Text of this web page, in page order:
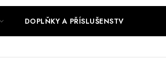
DOPLŇKY A PŘÍSLUŠENSTVÍ